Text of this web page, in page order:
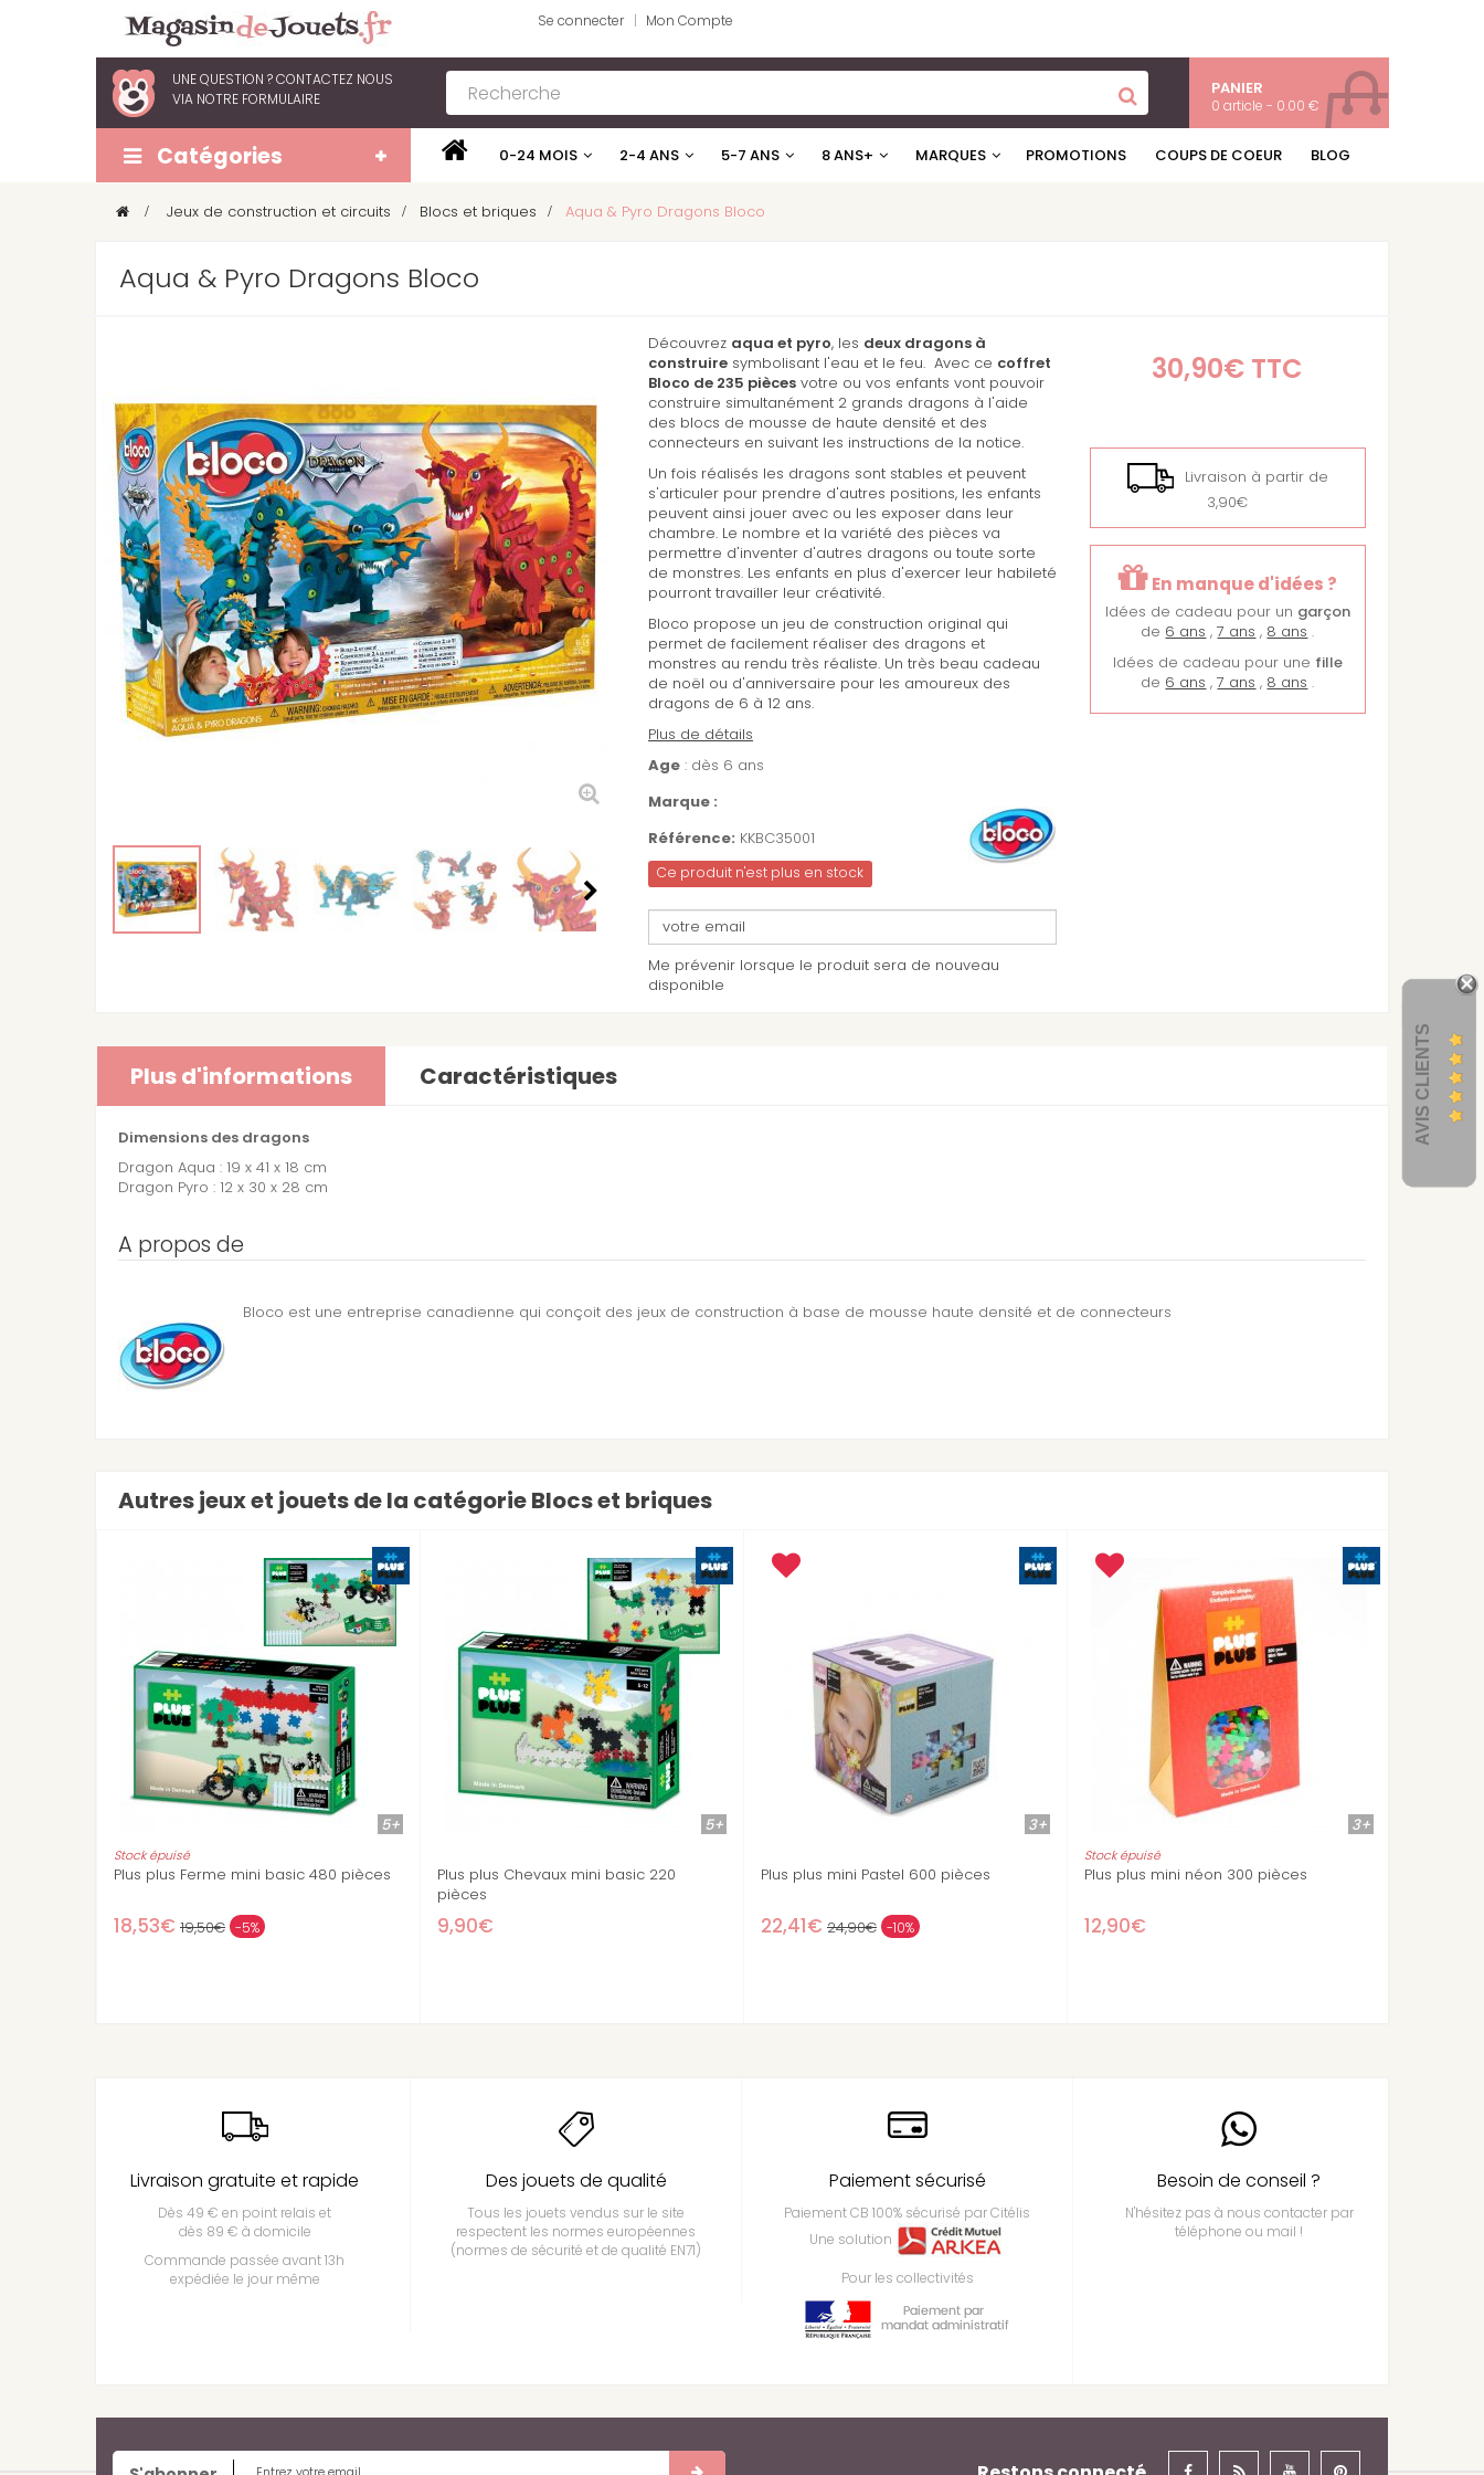
Se connecter Mon Compte
UNE QUESTION ?CONTACTEZ NOUS
VIA NOTRE FORMULAIRE
PANIER
0 article - 0.00 €
Catégories 0-24 MOIS 2-4 ANS 5-7 ANS 8 ANS+ MARQUES PROMOTIONS COUPS DE COEUR BLOG
> Jeux de construction et circuits > Blocs et briques > Aqua & Pyro Dragons Bloco
Aqua & Pyro Dragons Bloco
Découvrez aqua et pyro, les deux dragons à
construire symbolisant l'eau et le feu. Avec ce coffret
Bloco de 235 pièces votre ou vos enfants vont pouvoir
construire simultanément 2 grands dragons à l'aide
des blocs de mousse de haute densité et des
connecteurs en suivant les instructions de la notice.
Un fois réalisés les dragons sont stables et peuvent
s'articuler pour prendre d'autres positions, les enfants
peuvent ainsi jouer avec ou les exposer dans leur
chambre. Le nombre et la variété des pièces va
permettre d'inventer d'autres dragons ou toute sorte
de monstres. Les enfants en plus d'exercer leur habileté
pourront travailler leur créativité.
Bloco propose un jeu de construction original qui
permet de facilement réaliser des dragons et
monstres au rendu très réaliste. Un très beau cadeau
de noël ou d'anniversaire pour les amoureux des
dragons de 6 à 12 ans.
Plus de détails
Age : dès 6 ans
Marque :
Référence: KKBC35001
Ce produit n'est plus en stock
Me prévenir lorsque le produit sera de nouveau
disponible
30,90€ TTC
Livraison à partir de
3,90€
En manque d'idées ?
Idées de cadeau pour un garçon
de 6 ans ,7 ans , 8 ans .
Idées de cadeau pour une fille
de 6 ans ,7 ans , 8 ans .
Plus d'informations Caractéristiques
Dimensions des dragons
Dragon Aqua : 19 x 41 x 18 cm
Dragon Pyro : 12 x 30 x 28 cm
A propos de
Bloco est une entreprise canadienne qui conçoit des jeux de construction à base de mousse haute densité et de connecteurs
Autres jeux et jouets de la catégorie Blocs et briques
Pastel 600 pièces Plus plus mini néon 300 pièces
12,90€
Plus plus mini Pastel 300 pièces
3+
Equilibloc color
19,90€
Kinoptik Véhicules jeu de
Livraison gratuite et rapide
Dès 49 € en point relais et
dès 89 € à domicile
Commande passée avant 13h
expédiée le jour même
Des jouets de qualité
Tous les jouets vendus sur le site
respectent les normes européennes
(normes de sécurité et de qualité EN71)
Paiement sécurisé
Paiement CB 100% sécurisé par Citélis
Une solution
Pour les collectivités
Besoin de conseil ?
N'hésitez pas à nous contacter par
téléphone ou mail !
AVIS CLIENTS